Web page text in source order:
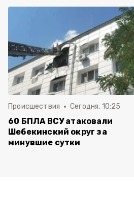
Происшествия Сегодня, 10:25
60 БПЛА ВСУ атаковали
Шебекинский округ за
минувшие сутки